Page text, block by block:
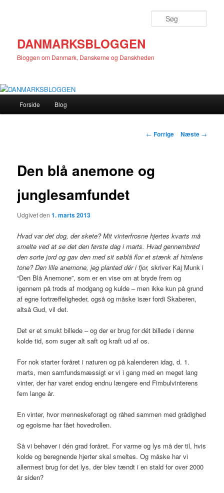
DANMARKSBLOGGEN
Bloggen om Danmark, Danskerne og Danskheden
Forside Blog
Indlægsnavigation
← Forrige Næste →
Den blå anemone og
junglesamfundet
Udgivet den1. marts 2013
Hvad var det dog, der skete? Mit vinterfrosne hjertes kvarts må
smelte ved at se det den første dag i marts. Hvad gennembrød
den sorte jord og gav den med sit søblå flor et stænk af himlens
tone? Den lille anemone, jeg planted dér i fjor, skriver Kaj Munk i
“Den Blå Anemone”, som er en vise om at bryde frem og
igennem på trods af modgang og kulde – men ikke kun på grund
af egne fortræffeligheder, også og måske især fordi Skaberen,
altså Gud, vil det.
Det er et smukt billede – og der er brug for dét billede i denne
kolde tid, som suger alt saft og kraft ud af os.
For nok starter foråret i naturen og på kalenderen idag, d. 1.
marts, men samfundsmæssigt er vi i gang med en meget lang
vinter, der har varet endog endnu længere end Fimbulvinterens
fem lange år.
En vinter, hvor menneskeforagt og råhed sammen med grådighed
og egoisme har fået hovedrollen.
Så vi behøver i dén grad foråret. For varme og lys må der til, hvis
kolde og beregnende hjerter skal smeltes. Og måske har vi
allermest brug for det lys, der blev tændt i en stald for over 2000
år siden?